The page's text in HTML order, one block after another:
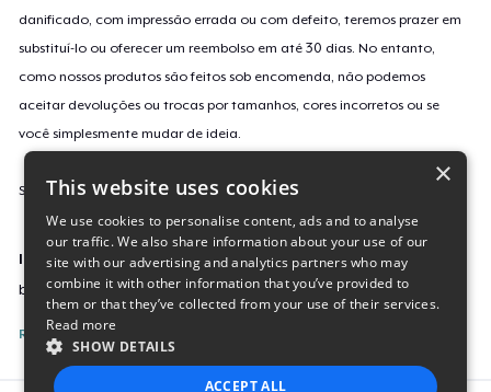
danificado, com impressão errada ou com defeito, teremos prazer em
substituí-lo ou oferecer um reembolso em até 30 dias. No entanto,
como nossos produtos são feitos sob encomenda, não podemos
aceitar devoluções ou trocas por tamanhos, cores incorretos ou se
você simplesmente mudar de ideia.
Saiba mais sobre a nossa política de devolução
Identificação da campanha
between-two-rocks
Reporte esta Campanha
×
This website uses cookies
We use cookies to personalise content, ads and to analyse
our traffic. We also share information about your use of our
site with our advertising and analytics partners who may
combine it with other information that you’ve provided to
them or that they’ve collected from your use of their services.
Read more
SHOW DETAILS
ACCEPT ALL